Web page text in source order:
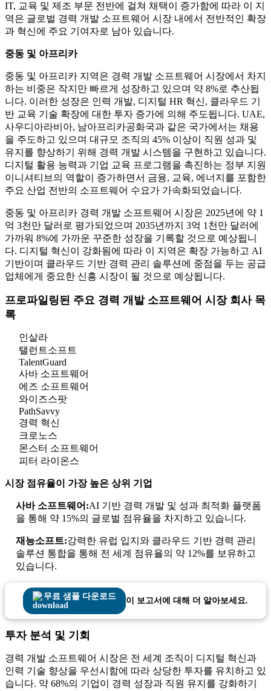
IT, 교육 및 제조 부문 전반에 걸쳐 채택이 증가함에 따라 이 지
역은 글로벌 경력 개발 소프트웨어 시장 내에서 전반적인 확장
과 혁신에 주요 기여자로 남아 있습니다.
중동 및 아프리카
중동 및 아프리카 지역은 경력 개발 소프트웨어 시장에서 차지
하는 비중은 작지만 빠르게 성장하고 있으며 약 8%로 추산됩
니다. 이러한 성장은 인력 개발, 디지털 HR 혁신, 클라우드 기
반 교육 기술 확장에 대한 투자 증가에 의해 주도됩니다. UAE,
사우디아라비아, 남아프리카공화국과 같은 국가에서는 채용
을 주도하고 있으며 대규모 조직의 45% 이상이 직원 성과 및
유지를 향상하기 위해 경력 개발 시스템을 구현하고 있습니다.
디지털 활용 능력과 기업 교육 프로그램을 촉진하는 정부 지원
이니셔티브의 역할이 증가하면서 금융, 교육, 에너지를 포함한
주요 산업 전반의 소프트웨어 수요가 가속화되었습니다.
중동 및 아프리카 경력 개발 소프트웨어 시장은 2025년에 약 1
억 3천만 달러로 평가되었으며 2035년까지 3억 1천만 달러에
가까워 8%에 가까운 꾸준한 성장을 기록할 것으로 예상됩니
다. 디지털 혁신이 강화됨에 따라 이 지역은 확장 가능하고 AI
기반이며 클라우드 기반 경력 관리 솔루션에 중점을 두는 공급
업체에게 중요한 신흥 시장이 될 것으로 예상됩니다.
프로파일링된 주요 경력 개발 소프트웨어 시장 회사 목
록
인살라
탤런트소프트
TalentGuard
사바 소프트웨어
에즈 소프트웨어
와이즈스팟
PathSavvy
경력 혁신
크로노스
몬스터 소프트웨어
피터 라이온스
시장 점유율이 가장 높은 상위 기업
사바 소프트웨어:AI 기반 경력 개발 및 성과 최적화 플랫폼
을 통해 약 15%의 글로벌 점유율을 차지하고 있습니다.
재능소프트:강력한 유럽 입지와 클라우드 기반 경력 관리
솔루션 통합을 통해 전 세계 점유율의 약 12%를 보유하고
있습니다.
무료 샘플 다운로드 이 보고서에 대해 더 알아보세요.
투자 분석 및 기회
경력 개발 소프트웨어 시장은 전 세계 조직이 디지털 혁신과
인력 기술 향상을 우선시함에 따라 상당한 투자를 유치하고 있
습니다. 약 68%의 기업이 경력 성장과 직원 유지를 강화하기